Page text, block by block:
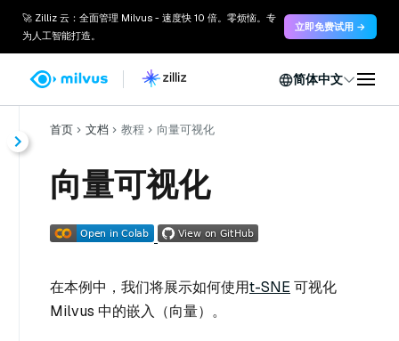
🚀 Zilliz 云：全面管理 Milvus - 速度快 10 倍。零烦恼。专
为人工智能打造。
立即免费试用 →
简体中文
首页 文档 教程 向量可视化
向量可视化
在本例中，我们将展示如何使用t-SNE 可视化
Milvus 中的嵌入（向量）。